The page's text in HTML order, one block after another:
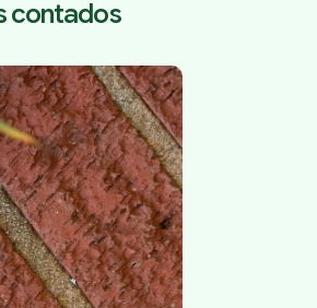
contados